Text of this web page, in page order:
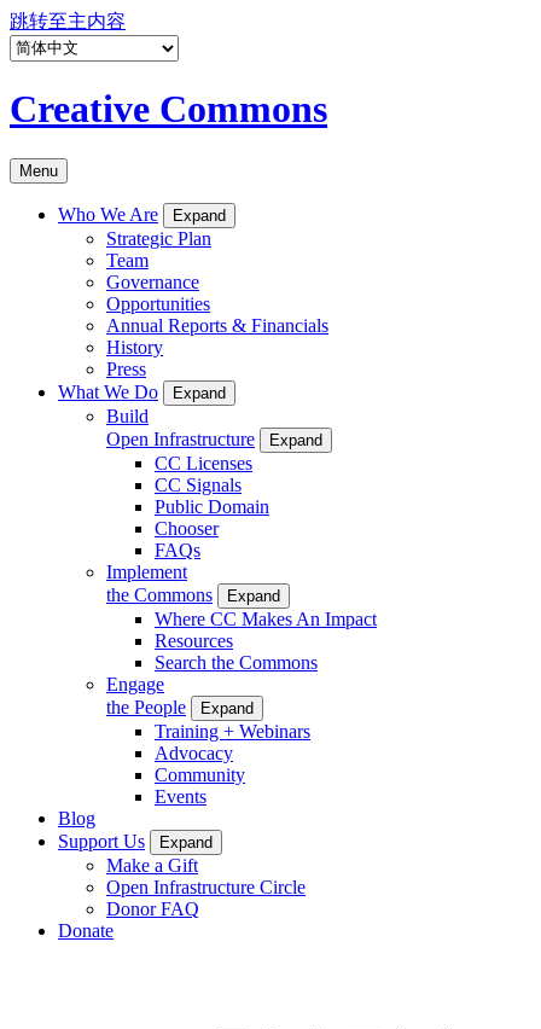
跳转至主内容
Creative Commons
Menu
Who We Are Expand
Strategic Plan
Team
Governance
Opportunities
Annual Reports & Financials
History
Press
What We Do
Expand
Build
Open Infrastructure
Expand
CC Licenses
CC Signals
Public Domain
Chooser
FAQs
Implement
the Commons
Expand
Where CC Makes An Impact
Resources
Search the Commons
Engage
the People
Expand
Training + Webinars
Advocacy
Community
Events
Blog
Support Us
Expand
Make a Gift
Open Infrastructure Circle
Donor FAQ
Donate